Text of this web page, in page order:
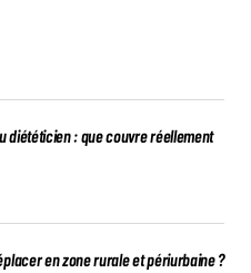
diététicien : que couvre réellement
en zone rurale et périurbaine ?